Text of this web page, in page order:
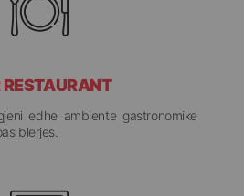
RESTAURANT
edhe ambiente gastronomike
blerjes.